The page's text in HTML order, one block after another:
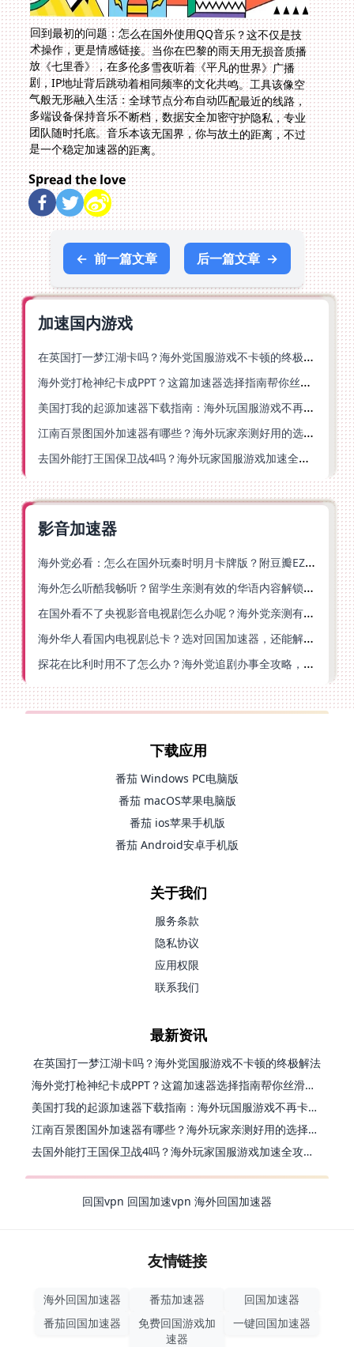
回到最初的问题：怎么在国外使用QQ音乐？这不仅是技
术操作，更是情感链接。当你在巴黎的雨天用无损音质播
放《七里香》，在多伦多雪夜听着《平凡的世界》广播
剧，IP地址背后跳动着相同频率的文化共鸣。工具该像空
气般无形融入生活：全球节点分布自动匹配最近的线路，
多端设备保持音乐不断档，数据安全加密守护隐私，专业
团队随时托底。音乐本该无国界，你与故土的距离，不过
是一个稳定加速器的距离。
Spread the love
← 前一篇文章 后一篇文章 →
加速国内游戏
在英国打一梦江湖卡吗？海外党国服游戏不卡顿的终极解法
海外党打枪神纪卡成PPT？这篇加速器选择指南帮你丝滑上分
美国打我的起源加速器下载指南：海外玩国服游戏不再卡的终极方案
江南百景图国外加速器有哪些？海外玩家亲测好用的选择与避坑指南
去国外能打王国保卫战4吗？海外玩家国服游戏加速全攻略（附公主连结幻想江湖实测）
影音加速器
海外党必看：怎么在国外玩秦时明月卡牌版？附豆瓣EZCast地区限制破解法
海外怎么听酷我畅听？留学生亲测有效的华语内容解锁指南
在国外看不了央视影音电视剧怎么办呢？海外党亲测有效的回国加速方案
海外华人看国内电视剧总卡？选对回国加速器，还能解决菲律宾打不开反诈中心的问题
探花在比利时用不了怎么办？海外党追剧办事全攻略，选对加速器就够了
下载应用
番茄 Windows PC电脑版
番茄 macOS苹果电脑版
番茄 ios苹果手机版
番茄 Android安卓手机版
关于我们
服务条款
隐私协议
应用权限
联系我们
最新资讯
在英国打一梦江湖卡吗？海外党国服游戏不卡顿的终极解法
海外党打枪神纪卡成PPT？这篇加速器选择指南帮你丝滑上分
美国打我的起源加速器下载指南：海外玩国服游戏不再卡的终极方案
江南百景图国外加速器有哪些？海外玩家亲测好用的选择与避坑指南
去国外能打王国保卫战4吗？海外玩家国服游戏加速全攻略（附公主连结幻想江湖实测）
回国vpn 回国加速vpn 海外回国加速器
友情链接
海外回国加速器 番茄加速器
回国加速器
番茄回国加速器
免费回国游戏加
速器
一键回国加速器